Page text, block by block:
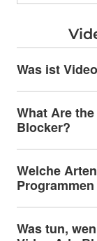
Was ist
What Are
Blocker?
Welche
Was tun,